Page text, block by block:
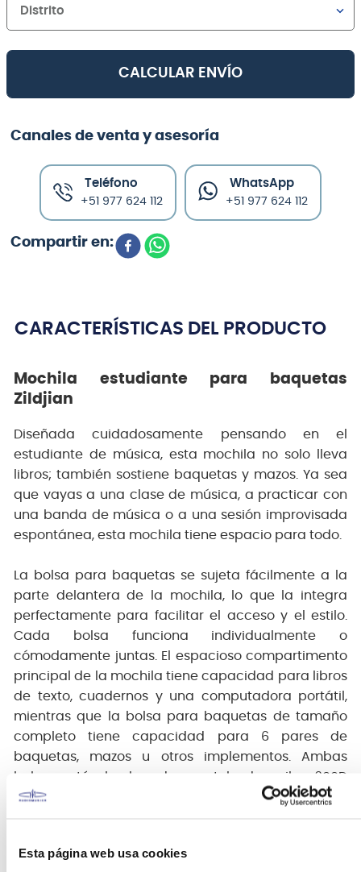
Esta página web usa cookies
Distrito
CALCULAR ENVÍO
Canales de venta y asesoría
Teléfono
+51 977 624 112
WhatsApp
+51 977 624 112
CARACTERÍSTICAS DEL PRODUCTO
Mochila estudiante para baquetas
Zildjian
Diseñada cuidadosamente pensando en el
estudiante de música, esta mochila no solo lleva
libros; también sostiene baquetas y mazos. Ya sea
que vayas a una clase de música, a practicar con
una banda de música o a una sesión improvisada
espontánea, esta mochila tiene espacio para todo.
La bolsa para baquetas se sujeta fácilmente a la
parte delantera de la mochila, lo que la integra
perfectamente para facilitar el acceso y el estilo.
Cada bolsa funciona individualmente o
cómodamente juntas. El espacioso compartimento
principal de la mochila tiene capacidad para libros
de texto, cuadernos y una computadora portátil,
mientras que la bolsa para baquetas de tamaño
completo tiene capacidad para 6 pares de
baquetas, mazos u otros implementos. Ambas
bolsas están hechas de una tela de nailon 600D
resistente al agua en el exterior con un interior
frontal con cremallera, bolsillos para botellas de